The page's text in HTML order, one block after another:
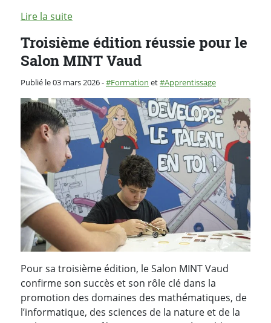
Lire la suite
Troisième édition réussie pour le
Salon MINT Vaud
Publié le 03 mars 2026-Catégorie :
Formation et Apprentissage
Pour sa troisième édition, le Salon MINT Vaud
confirme son succès et son rôle clé dans la
promotion des domaines des mathématiques, de
l’informatique, des sciences de la nature et de la